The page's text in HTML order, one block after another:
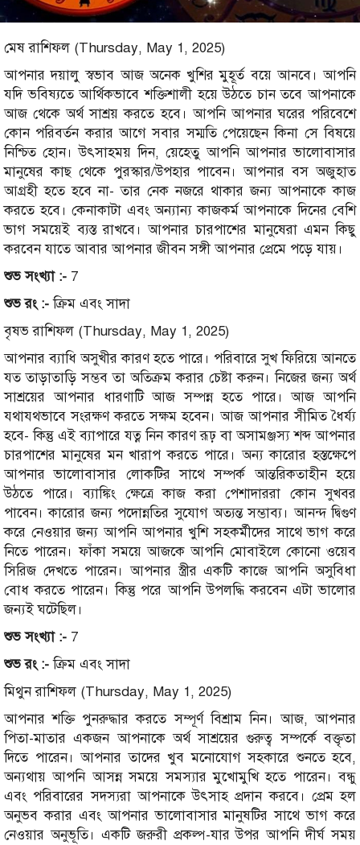
মেষ রাশিফল (Thursday, May 1, 2025)
আপনার দয়ালু স্বভাব আজ অনেক খুশির মুহূর্ত বয়ে আনবে। আপনি
যদি ভবিষ্যতে আর্থিকভাবে শক্তিশালী হয়ে উঠতে চান তবে আপনাকে
আজ থেকে অর্থ সাশ্রয় করতে হবে। আপনি আপনার ঘরের পরিবেশে
কোন পরিবর্তন করার আগে সবার সম্মতি পেয়েছেন কিনা সে বিষয়ে
নিশ্চিত হোন। উৎসাহময় দিন, য়েহেতু আপনি আপনার ভালোবাসার
মানুষের কাছ থেকে পুরস্কার/উপহার পাবেন। আপনার বস অজুহাত
আগ্রহী হতে হবে না- তার নেক নজরে থাকার জন্য আপনাকে কাজ
করতে হবে। কেনাকাটা এবং অন্যান্য কাজকর্ম আপনাকে দিনের বেশি
ভাগ সময়েই ব্যস্ত রাখবে। আপনার চারপাশের মানুষেরা এমন কিছু
করবেন যাতে আবার আপনার জীবন সঙ্গী আপনার প্রেমে পড়ে যায়।
শুভ সংখ্যা :- 7
শুভ রং :-ক্রিম এবং সাদা
বৃষভ রাশিফল (Thursday, May 1, 2025)
আপনার ব্যাধি অসুখীর কারণ হতে পারে। পরিবারে সুখ ফিরিয়ে আনতে
যত তাড়াতাড়ি সম্ভব তা অতিক্রম করার চেষ্টা করুন। নিজের জন্য অর্থ
সাশ্রয়ের আপনার ধারণাটি আজ সম্পন্ন হতে পারে। আজ আপনি
যথাযথভাবে সংরক্ষণ করতে সক্ষম হবেন। আজ আপনার সীমিত ধৈর্য্য
হবে- কিন্তু এই ব্যাপারে যত্ন নিন কারণ রূঢ় বা অসামঞ্জস্য শব্দ আপনার
চারপাশের মানুষের মন খারাপ করতে পারে। অন্য কারোর হস্তক্ষেপে
আপনার ভালোবাসার লোকটির সাথে সম্পর্ক আন্তরিকতাহীন হয়ে
উঠতে পারে। ব্যাঙ্কিং ক্ষেত্রে কাজ করা পেশাদাররা কোন সুখবর
পাবেন। কারোর জন্য পদোন্নতির সুযোগ অত্যন্ত সম্ভাব্য। আনন্দ দ্বিগুণ
করে নেওয়ার জন্য আপনি আপনার খুশি সহকর্মীদের সাথে ভাগ করে
নিতে পারেন। ফাঁকা সময়ে আজকে আপনি মোবাইলে কোনো ওয়েব
সিরিজ দেখতে পারেন। আপনার স্ত্রীর একটি কাজে আপনি অসুবিধা
বোধ করতে পারেন। কিন্তু পরে আপনি উপলদ্ধি করবেন এটা ভালোর
জন্যই ঘটেছিল।
শুভ সংখ্যা :- 7
শুভ রং :-ক্রিম এবং সাদা
মিথুন রাশিফল (Thursday, May 1, 2025)
আপনার শক্তি পুনরুদ্ধার করতে সম্পূর্ণ বিশ্রাম নিন। আজ, আপনার
পিতা-মাতার একজন আপনাকে অর্থ সাশ্রয়ের গুরুত্ব সম্পর্কে বক্তৃতা
দিতে পারেন। আপনার তাদের খুব মনোযোগ সহকারে শুনতে হবে,
অন্যথায় আপনি আসন্ন সময়ে সমস্যার মুখোমুখি হতে পারেন। বন্ধু
এবং পরিবারের সদস্যরা আপনাকে উৎসাহ প্রদান করবে। প্রেম হল
অনুভব করার এবং আপনার ভালোবাসার মানুষটির সাথে ভাগ করে
নেওয়ার অনুভূতি। একটি জরুরী প্রকল্প-যার উপর আপনি দীর্ঘ সময়